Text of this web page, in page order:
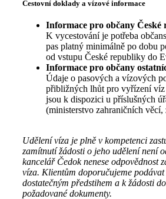
Cestovní doklady a vízové informace
Informace pro občany České
K vycestování je potřeba
pas platný minimálně po dobu
od vstupu České republiky do
Informace pro občany
Údaje o pasových a vízových
přibližných lhůt pro vyřízení
jsou k dispozici u příslušných
(ministerstvo zahraničních věcí,
Udělení víza je plně v kompetenci
zamítnutí žádosti o jeho udělení není
kancelář Čedok nenese odpovědnost
víza. Klientům doporučujeme podávat
dostatečným předstihem a k žádosti
požadované dokumenty.